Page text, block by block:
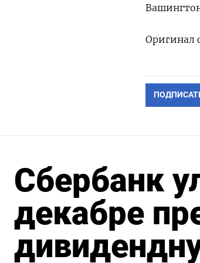
Оригинал
Cбербанк
декабре